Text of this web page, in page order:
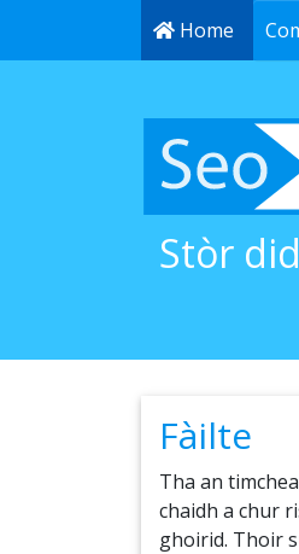
Home
Stòr
Fàilte
Tha an
chaidh a chur
ghoirid. Thoir